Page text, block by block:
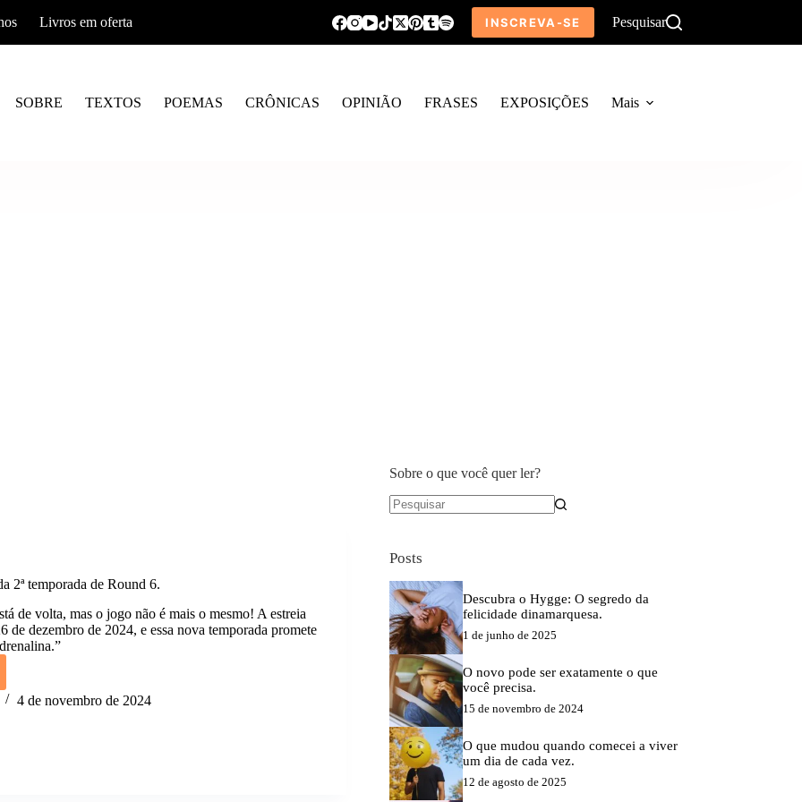
Livros em oferta INSCREVA-SE Pesquisar
SOBRE TEXTOS POEMAS CRÔNICAS OPINIÃO FRASES EXPOSIÇÕES Mais
2ª temporada de Round 6.
de volta, mas o jogo não é mais o mesmo! A estreia
de dezembro de 2024, e essa nova temporada promete
4 de novembro de 2024
Sobre o que você quer ler?
Posts
Descubra o Hygge: O segredo da
felicidade dinamarquesa.
1 de junho de 2025
O novo pode ser exatamente o que
você precisa.
15 de novembro de 2024
O que mudou quando comecei a viver
um dia de cada vez.
12 de agosto de 2025